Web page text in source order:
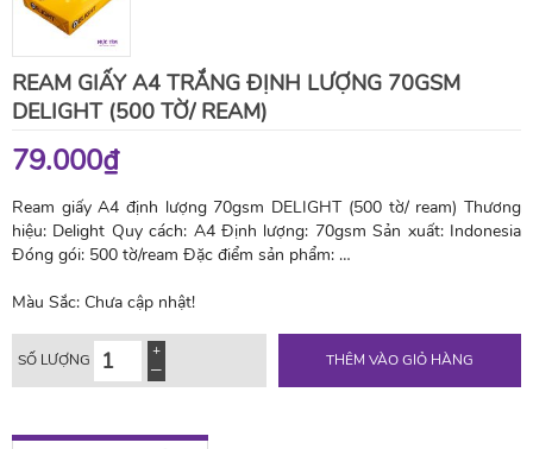
REAM GIẤY A4 TRẮNG ĐỊNH LƯỢNG 70GSM
DELIGHT (500 TỜ/ REAM)
79.000₫
Ream giấy A4 định lượng 70gsm DELIGHT (500 tờ/ ream) Thương
hiệu: Delight Quy cách: A4 Định lượng: 70gsm Sản xuất: Indonesia
Đóng gói: 500 tờ/ream Đặc điểm sản phẩm: …
Màu Sắc: Chưa cập nhật!
SỐ LƯỢNG THÊM VÀO GIỎ HÀNG